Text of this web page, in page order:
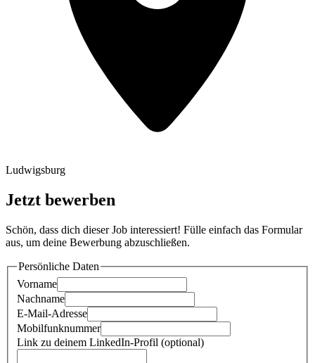
Ludwigsburg
Jetzt bewerben
Schön, dass dich dieser Job interessiert! Fülle einfach das Formular
aus, um deine Bewerbung abzuschließen.
Persönliche Daten
Vorname
Nachname
E-Mail-Adresse
Mobilfunknummer
Link zu deinem LinkedIn-Profil (optional)